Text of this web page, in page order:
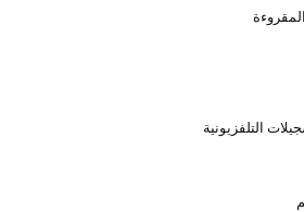
التلفزيونية